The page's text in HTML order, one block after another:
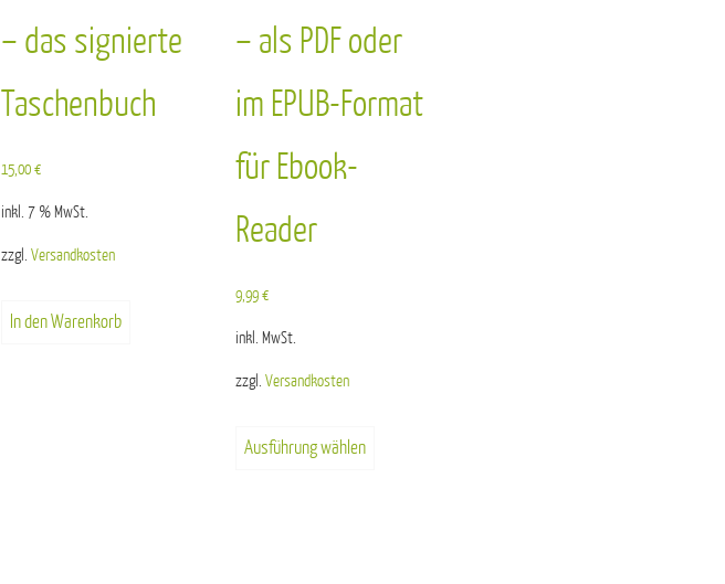
– das signierte
Taschenbuch
15,00€
inkl. 7 % MwSt.
zzgl. Versandkosten
In den Warenkorb
– als PDF oder
im EPUB-Format
für Ebook-
Reader
9,99€
inkl. MwSt.
zzgl. Versandkosten
Ausführung wählen